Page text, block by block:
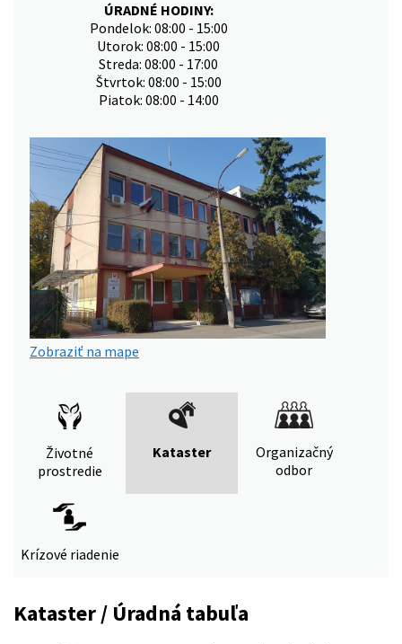
ÚRADNÉ HODINY:
Pondelok: 08:00 - 15:00
Utorok: 08:00 - 15:00
Streda: 08:00 - 17:00
Štvrtok: 08:00 - 15:00
Piatok: 08:00 - 14:00
Zobraziť na mape
Životné
prostredie
Kataster
Organizačný
odbor
Krízové riadenie
Kataster / Úradná tabuľa